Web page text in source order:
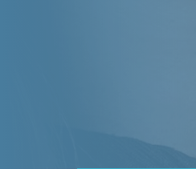
:
wollen
Kunden
oder